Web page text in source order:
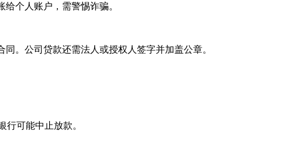
个人账户，需警惕诈骗。
。公司贷款还需法人或授权人签字并加盖公章。
行可能中止放款。